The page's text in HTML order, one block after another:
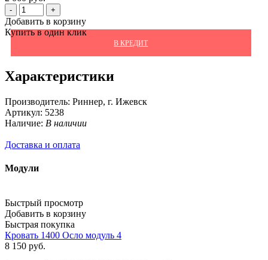
- +
Добавить в корзину
Купить в один клик
В КРЕДИТ
Характеристики
Производитель: Риннер, г. Ижевск
Артикул: 5238
Наличие: В наличии
Доставка и оплата
Модули
Быстрый просмотр
Добавить в корзину
Быстрая покупка
Кровать 1400 Осло модуль 4
8 150 руб.